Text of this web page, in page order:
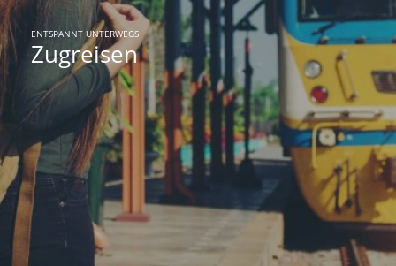
ENTSPANNT UNTERWEGS
Zugreisen